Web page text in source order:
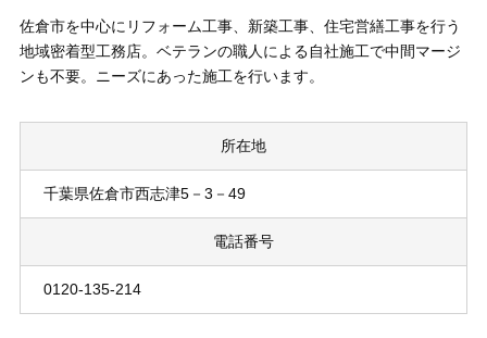
佐倉市を中心にリフォーム工事、新築工事、住宅営繕工事を行う
地域密着型工務店。ベテランの職人による自社施工で中間マージ
ンも不要。ニーズにあった施工を行います。
所在地
千葉県佐倉市西志津5－3－49
電話番号
0120-135-214